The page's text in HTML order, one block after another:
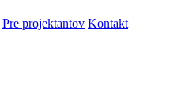
Pre projektantov Kontakt